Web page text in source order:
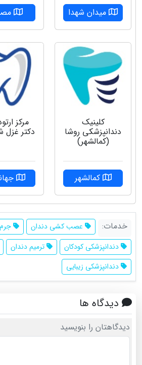
میدان شهدا
کلینیک
دندانپزشکی روشا
(کمالشهر)
کمالشهر
مركز
دكتر غزل
خدمات: عصب کشی دندان
جرم
دندانپزشکی کودکان
ترمیم دندان
دندانپزشکی زیبایی
دیدگاه ها
دیدگاهتان را بنویسید